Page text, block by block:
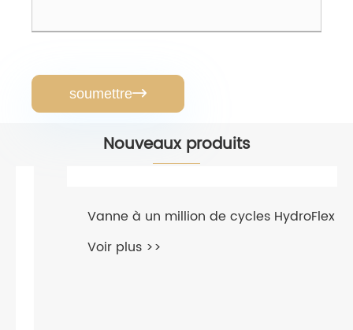
soumettre
Nouveaux produits